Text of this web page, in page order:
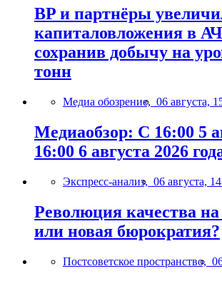
BP и партнёры
капиталовложения в
сохранив добычу на
тонн
Медиа обозрение, 06 августа,
Медиаобзор: С 16:00 5
16:00 6 августа 2026
Экспресс-анализ, 06 августа,
Революция качества
или новая бюрократия?
Постсоветское пространство,